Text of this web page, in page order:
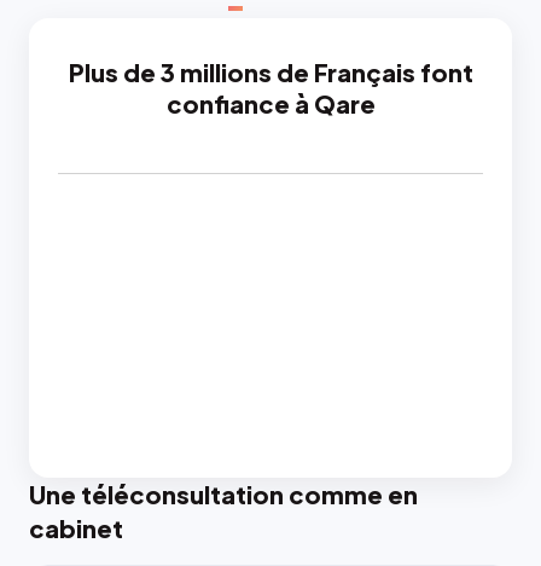
Plus de 3 millions de Français font
confiance à Qare
Une téléconsultation comme en
cabinet